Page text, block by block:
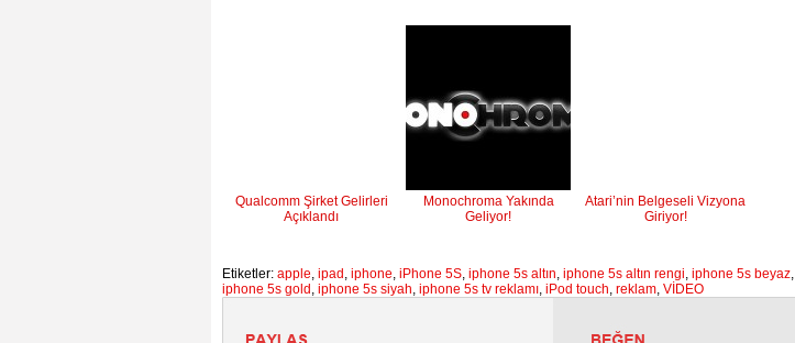
Qualcomm Şirket Gelirleri
Açıklandı
Monochroma Yakında
Geliyor!
Atari’nin Belgeseli Vizyona
Giriyor!
Etiketler: apple, ipad , iphone, iPhone 5S, iphone 5s altın, iphone 5s altın rengi, iphone 5s beyaz,
iphone 5s gold , iphone 5s siyah, iphone 5s tv reklamı, iPod touch, reklam, VİDEO